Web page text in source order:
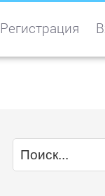
Регистрация